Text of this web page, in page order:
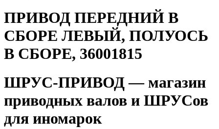
ПРИВОД ПЕРЕДНИЙ В
СБОРЕ ЛЕВЫЙ, ПОЛУОСЬ
В СБОРЕ, 36001815
ШРУС-ПРИВОД — магазин
приводных валов и ШРУСов
для иномарок